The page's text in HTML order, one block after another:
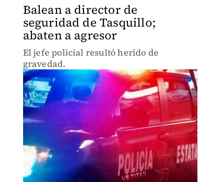
Balean a director de
seguridad de Tasquillo;
abaten a agresor
El jefe policial resultó herido de
gravedad.